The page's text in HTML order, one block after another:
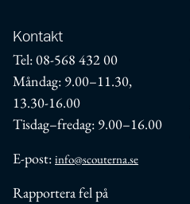
Kontakt
Tel: 08-568 432 00
Måndag: 9.00–11.30,
13.30-16.00
Tisdag–fredag: 9.00–16.00
E-post: info@scouterna.se
Rapportera fel på